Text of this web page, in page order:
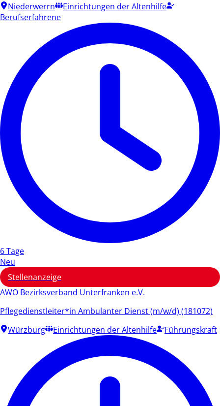
Niederwerrn
Einrichtungen der Altenhilfe
Berufserfahrene
6 Tage
Neu
Stellenanzeige
AWO Bezirksverband Unterfranken e.V.
Pflegedienstleiter*in Ambulanter Dienst (m/w/d) (181072)
Würzburg
Einrichtungen der Altenhilfe Führungskraft